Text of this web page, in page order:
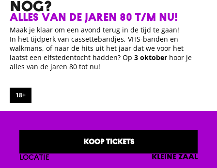
NOG?
Alles van de jaren 80 t/m nu!
Maak je klaar om een avond terug in de tijd te gaan!
In het tijdperk van cassettebandjes, VHS-banden en
walkmans, of naar de hits uit het jaar dat we voor het
laatst een elfstedentocht hadden? Op 3 oktober hoor je
alles van de jaren 80 tot nu!
18+
KOOP TICKETS
LOCATIE KLEINE ZAAL